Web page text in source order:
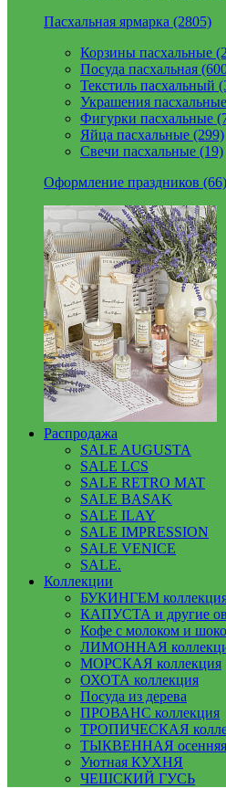
Пасхальная ярмарка (2805)
Корзины пасхальные
Посуда пасхальная
Текстиль пасхальный
Украшения
Фигурки пасхальные
Яйца пасхальные (299)
Свечи пасхальные (19)
Оформление праздников (66)
Распродажа
SALE AUGUSTA
SALE LCS
SALE RETRO MAT
SALE BASAK
SALE ILAY
SALE IMPRESSION
SALE VENICE
SALE.
Коллекции
БУКИНГЕМ
КАПУСТА и другие
Кофе с молоком и
ЛИМОННАЯ
МОРСКАЯ коллекция
ОХОТА коллекция
Посуда из дерева
ПРОВАНС коллекция
ТРОПИЧЕСКАЯ
ТЫКВЕННАЯ осенняя
Уютная КУХНЯ
ЧЕШСКИЙ ГУСЬ